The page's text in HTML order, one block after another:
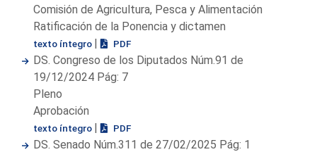
Comisión de Agricultura, Pesca y Alimentación
Ratificación de la Ponencia y dictamen
texto íntegro | PDF
DS. Congreso de los Diputados Núm.91 de
19/12/2024 Pág: 7
Pleno
Aprobación
texto íntegro | PDF
DS. Senado Núm.311 de 27/02/2025 Pág: 1